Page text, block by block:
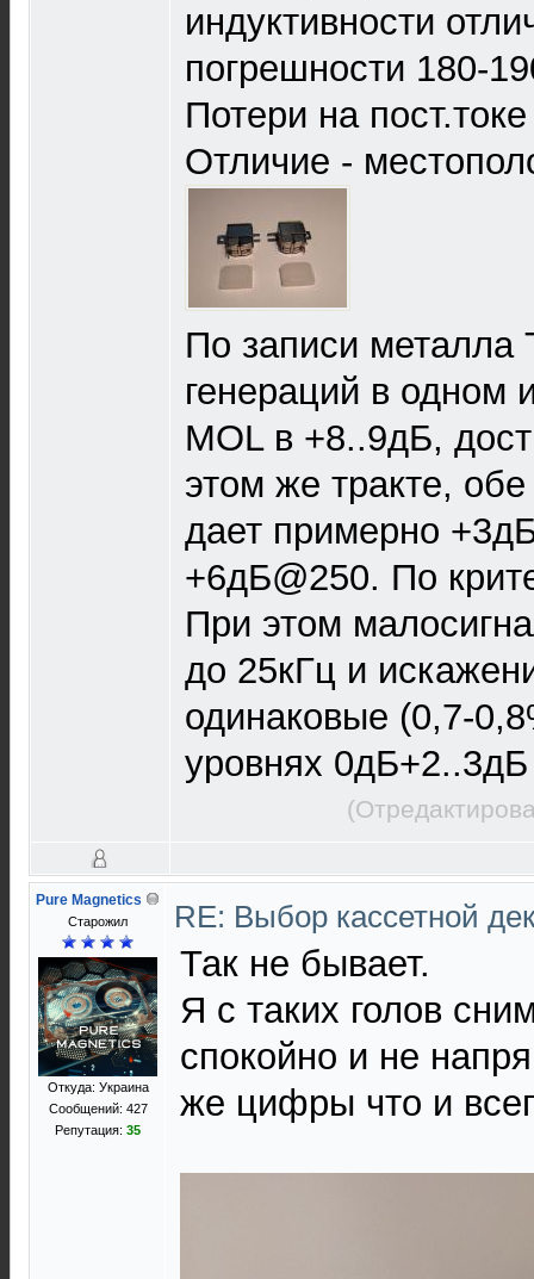
индуктивности
погрешности 180-
Потери на
Отличие -
По записи
генераций в одном
МОL в +8..9дБ,
этом же тракте,
дает примерно
+6дБ@250. По
При этом
до 25кГц и
одинаковые (0,7-
уровнях
Pure Magnetics
Старожил
Откуда: Украина
Сообщений: 427
Репутация: 35
RE: Выбор кассетной
Так не бывает.
Я с таких голов
спокойно и не
же цифры что и